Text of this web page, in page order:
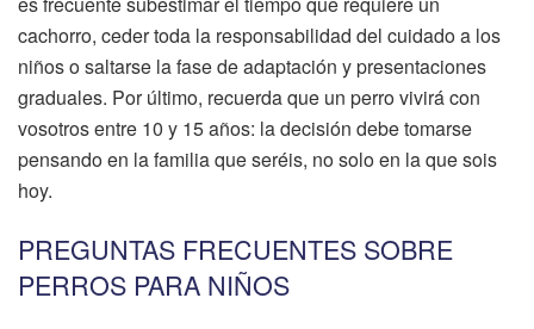
cachorro, ceder toda la responsabilidad del cuidado a los
niños o saltarse la fase de adaptación y presentaciones
graduales. Por último, recuerda que un perro vivirá con
vosotros entre 10 y 15 años: la decisión debe tomarse
pensando en la familia que seréis, no solo en la que sois
hoy.
PREGUNTAS FRECUENTES SOBRE
PERROS PARA NIÑOS